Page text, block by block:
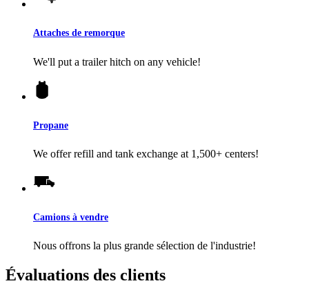
Attaches de remorque
We'll put a trailer hitch on any vehicle!
Propane
We offer refill and tank exchange at 1,500+ centers!
Camions à vendre
Nous offrons la plus grande sélection de l'industrie!
Évaluations des clients